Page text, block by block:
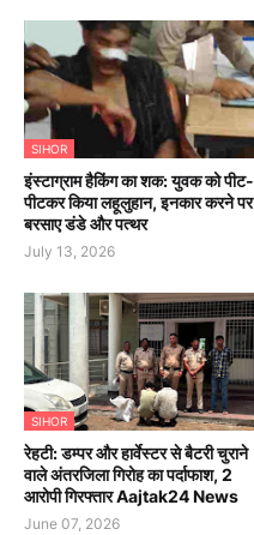
SIHOR
इंस्टाग्राम हैकिंग का शक: युवक को पीट-
पीटकर किया लहूलुहान, इनकार करने पर
बरसाए डंडे और पत्थर
July 13, 2026
SIHOR
रेहटी: डम्पर और हार्वेस्टर से बैटरी चुराने
वाले अंतरजिला गिरोह का पर्दाफाश, 2
आरोपी गिरफ्तार Aajtak24 News
June 07, 2026